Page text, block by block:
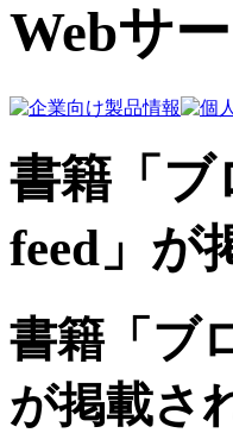
Webサ
書籍「ブ
feed」が
書籍「ブ
が掲載さ